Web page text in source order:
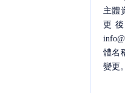
主體
更
體名
變更。
具